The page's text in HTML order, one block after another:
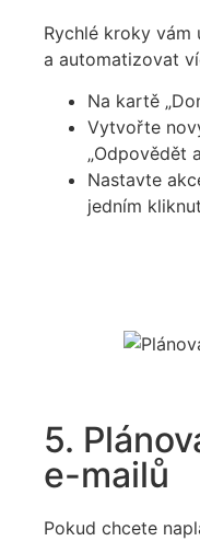
Rychlé kroky vám
a automatizovat
Na kartě
Vytvořte
„Odpovědět
Nastavte
jedním
5.
e-mailů
Pokud chcete